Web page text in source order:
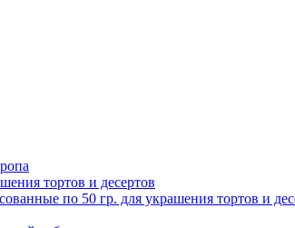
тортов и десертов
по 50 гр. для украшения тортов и